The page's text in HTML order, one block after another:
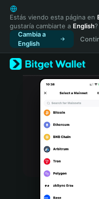
English
日本語
Tiếng Việt
Русский
Español (Latinoamérica)
Türkçe
Italiano
Português (Portugal)
Bahasa Indonesia
Estás viendo esta página en
gustaría cambiarte a English?
Cambia a
English